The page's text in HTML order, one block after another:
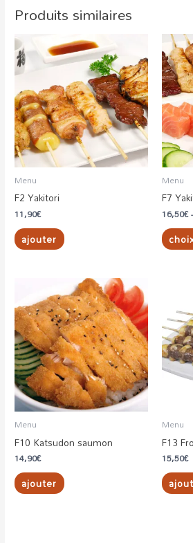
Produits similaires
Menu
F2 Yakitori
11,90€
ajouter
Menu
F7
16,50€
Menu
F10 Katsudon saumon
14,90€
ajouter
Menu
F13
15,50€